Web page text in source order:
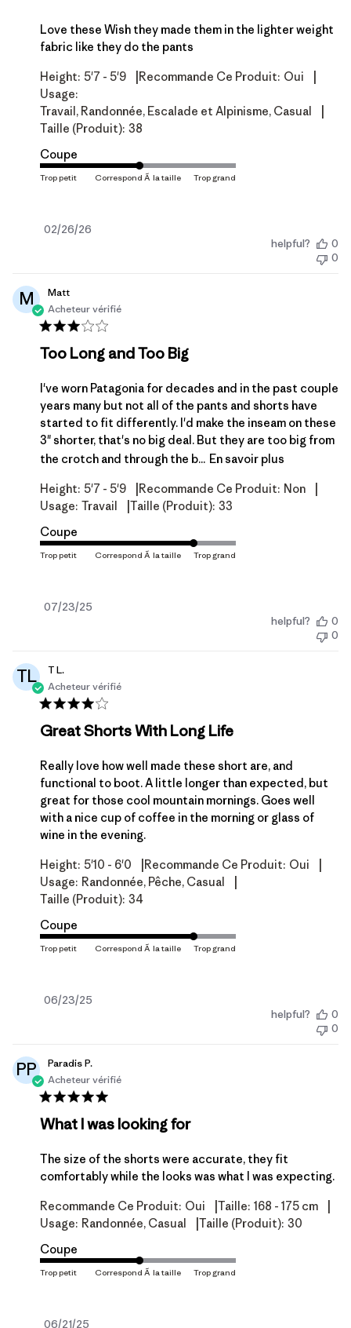
Love these Wish they made them in the lighter weight
fabric like they do the pants
Height: 5'7 - 5'9 Recommande Ce Produit: Oui
Usage:
Travail, Randonnée, Escalade et Alpinisme, Casual
Taille (produit): 38
Coupe
Date
02/26/26
helpful?
0
0
M
Matt
Acheteur vérifié
Too Long and Too Big
I've worn Patagonia for decades and in the past couple
years many but not all of the pants and shorts have
started to fit differently. I'd make the inseam on these
3" shorter, that's no big deal. But they are too big from
the crotch and through the b... En savoir plus
Height: 5'7 - 5'9 Recommande Ce Produit: Non
Usage: Travail Taille (produit): 33
Coupe
Date
07/23/25
helpful?
0
0
TL
T L.
Acheteur vérifié
Great Shorts With Long Life
Really love how well made these short are, and
functional to boot. A little longer than expected, but
great for those cool mountain mornings. Goes well
with a nice cup of coffee in the morning or glass of
wine in the evening.
Height: 5'10 - 6'0 Recommande Ce Produit: Oui
Usage: Randonnée, Pêche, Casual
Taille (produit): 34
Coupe
Date
06/23/25
helpful?
0
0
PP
Paradis P.
Acheteur vérifié
What I was looking for
The size of the shorts were accurate, they fit
comfortably while the looks was what I was expecting.
Recommande Ce Produit: Oui Taille: 168 - 175 cm
Usage: Randonnée, Casual Taille (produit): 30
Coupe
06/21/25